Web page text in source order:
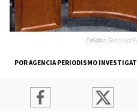
POR AGENCIA PERIODISMO
Créditos:Red social